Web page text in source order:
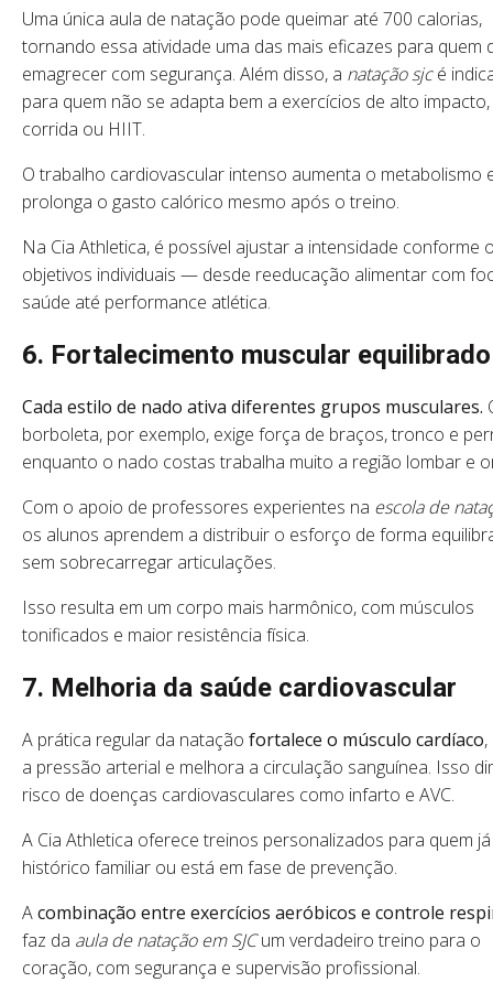
Uma única aula de natação pode queimar até 700 calorias,
tornando essa atividade uma das mais eficazes para quem
emagrecer com segurança. Além disso, a natação sjcé
para quem não se adapta bem a exercícios de alto
corrida ou HIIT.
O trabalho cardiovascular intenso aumenta o metabolismo
prolonga o gasto calórico mesmo após o treino.
Na Cia Athletica, é possível ajustar a intensidade conforme
objetivos individuais — desde reeducação alimentar com
saúde até performance atlética.
6. Fortalecimento muscular equilibrado
Cada estilo de nado ativa diferentes grupos musculares.
borboleta, por exemplo, exige força de braços, tronco e
enquanto o nado costas trabalha muito a região lombar e
Com o apoio de professores experientes na escola de
os alunos aprendem a distribuir o esforço de forma
sem sobrecarregar articulações.
Isso resulta em um corpo mais harmônico, com músculos
tonificados e maior resistência física.
7. Melhoria da saúde cardiovascular
A prática regular da natação fortalece o músculo cardíaco
a pressão arterial e melhora a circulação sanguínea. Isso
risco de doenças cardiovasculares como infarto e AVC.
A Cia Athletica oferece treinos personalizados para quem
histórico familiar ou está em fase de prevenção.
Acombinação entre exercícios aeróbicos e controle
faz da aula de natação em SJCum verdadeiro treino para o
coração, com segurança e supervisão profissional.